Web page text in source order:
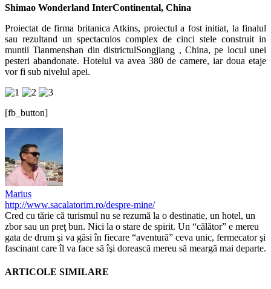
Shimao Wonderland InterContinental, China
Proiectat de firma britanica Atkins, proiectul a fost initiat, la finalul
sau rezultand un spectaculos complex de cinci stele construit in
muntii Tianmenshan din districtulSongjiang , China, pe locul unei
pesteri abandonate. Hotelul va avea 380 de camere, iar doua etaje
vor fi sub nivelul apei.
[fb_button]
Marius
http://www.sacalatorim.ro/despre-mine/
Cred cu tărie că turismul nu se rezumă la o destinatie, un hotel, un
zbor sau un preţ bun. Nici la o stare de spirit. Un “călător” e mereu
gata de drum şi va găsi în fiecare “aventură” ceva unic, fermecator şi
fascinant care îl va face să îşi dorească mereu să meargă mai departe.
ARTICOLE SIMILARE